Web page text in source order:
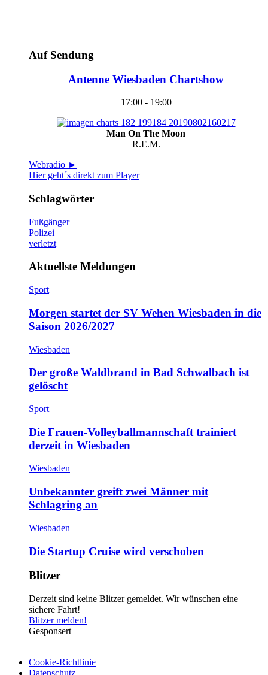
Auf Sendung
Antenne Wiesbaden Chartshow
17:00 - 19:00
Man On The Moon
R.E.M.
Webradio ►
Hier geht´s direkt zum Player
Schlagwörter
Fußgänger
Polizei
verletzt
Aktuellste Meldungen
Sport
Morgen startet der SV Wehen Wiesbaden in die
Saison 2026/2027
Wiesbaden
Der große Waldbrand in Bad Schwalbach ist
gelöscht
Sport
Die Frauen-Volleyballmannschaft trainiert
derzeit in Wiesbaden
Wiesbaden
Unbekannter greift zwei Männer mit
Schlagring an
Wiesbaden
Die Startup Cruise wird verschoben
Blitzer
Derzeit sind keine Blitzer gemeldet. Wir wünschen eine
sichere Fahrt!
Blitzer melden!
Gesponsert
Cookie-Richtlinie
Datenschutz